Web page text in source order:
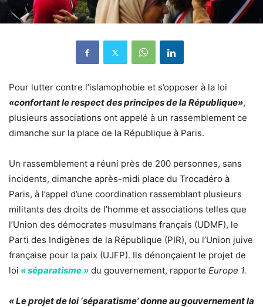
Pour lutter contre l’islamophobie et s’opposer à la loi
«confortant le respect des principes de la République»,
plusieurs associations ont appelé à un rassemblement ce
dimanche sur la place de la République à Paris.
Un rassemblement a réuni près de 200 personnes, sans
incidents, dimanche après-midi place du Trocadéro à
Paris, à l’appel d’une coordination rassemblant plusieurs
militants des droits de l’homme et associations telles que
l’Union des démocrates musulmans français (UDMF), le
Parti des Indigènes de la République (PIR), ou l’Union juive
française pour la paix (UJFP). Ils dénonçaient le projet de
loi « séparatisme » du gouvernement, rapporte Europe 1.
« Le projet de loi ‘séparatisme’ donne au gouvernement la